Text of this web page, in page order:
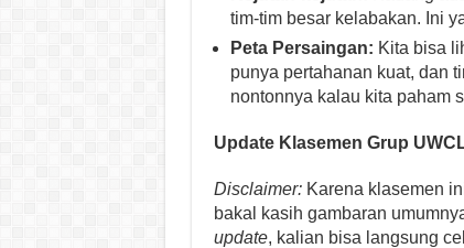
tim-tim besar kelabakan. Ini
Peta Persaingan: Kita bisa
punya pertahanan kuat, dan
nontonnya kalau kita paham
Update Klasemen Grup
Disclaimer:Karena klasemen
bakal kasih gambaran
update, kalian bisa langsung